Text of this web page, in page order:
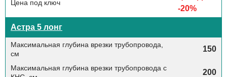
-20%
Астра 5 лонг
150
200